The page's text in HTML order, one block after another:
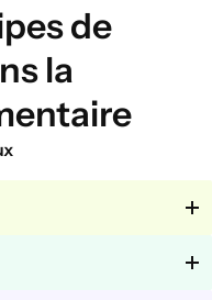
?
?
et les
de
la